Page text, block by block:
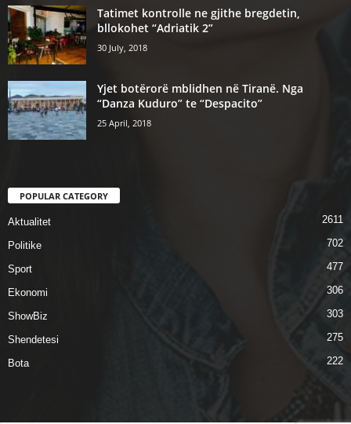
Tatimet kontrolle ne gjithe bregdetin,
bllokohet “Adriatik 2”
30 July, 2018
Yjet botërorë mblidhen në Tiranë. Nga
“Danza Kuduro” te “Despacito”
25 April, 2018
POPULAR CATEGORY
Aktualitet 2611
Politike 702
Sport 477
Ekonomi 306
ShowBiz 303
Shendetesi 275
Bota 222